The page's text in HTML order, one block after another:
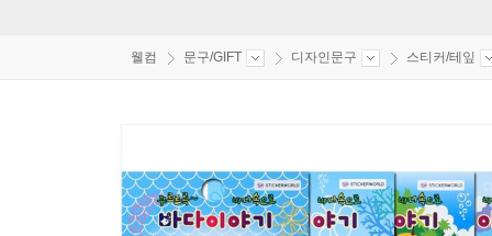
웰컴 문구/GIFT 디자인문구 스티커/테잎